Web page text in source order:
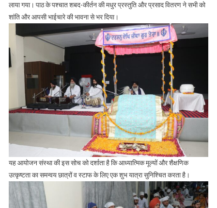
लाया गया। पाठ के पश्चात शबद-कीर्तन की मधुर प्रस्तुति और प्रसाद वितरण ने सभी को
शांति और आपसी भाईचारे की भावना से भर दिया।
यह आयोजन संस्था की इस सोच को दर्शाता है कि आध्यात्मिक मूल्यों और शैक्षणिक
उत्कृष्टता का समन्वय छात्रों व स्टाफ के लिए एक शुभ यात्रा सुनिश्चित करता है।